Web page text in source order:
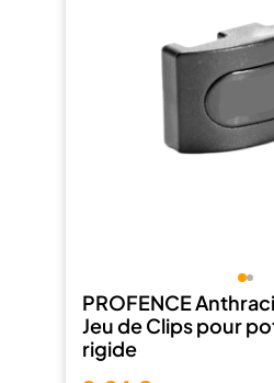
PROFENCE
Jeu de Clips pour
rigide